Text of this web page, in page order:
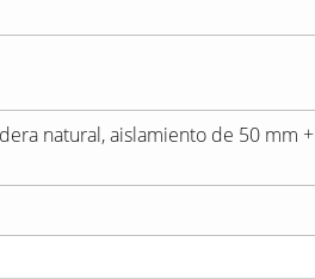
natural, aislamiento de 50 mm +